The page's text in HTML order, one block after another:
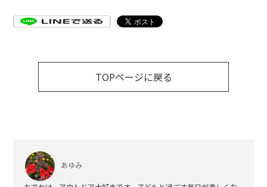
TOPページに戻る
あゆみ